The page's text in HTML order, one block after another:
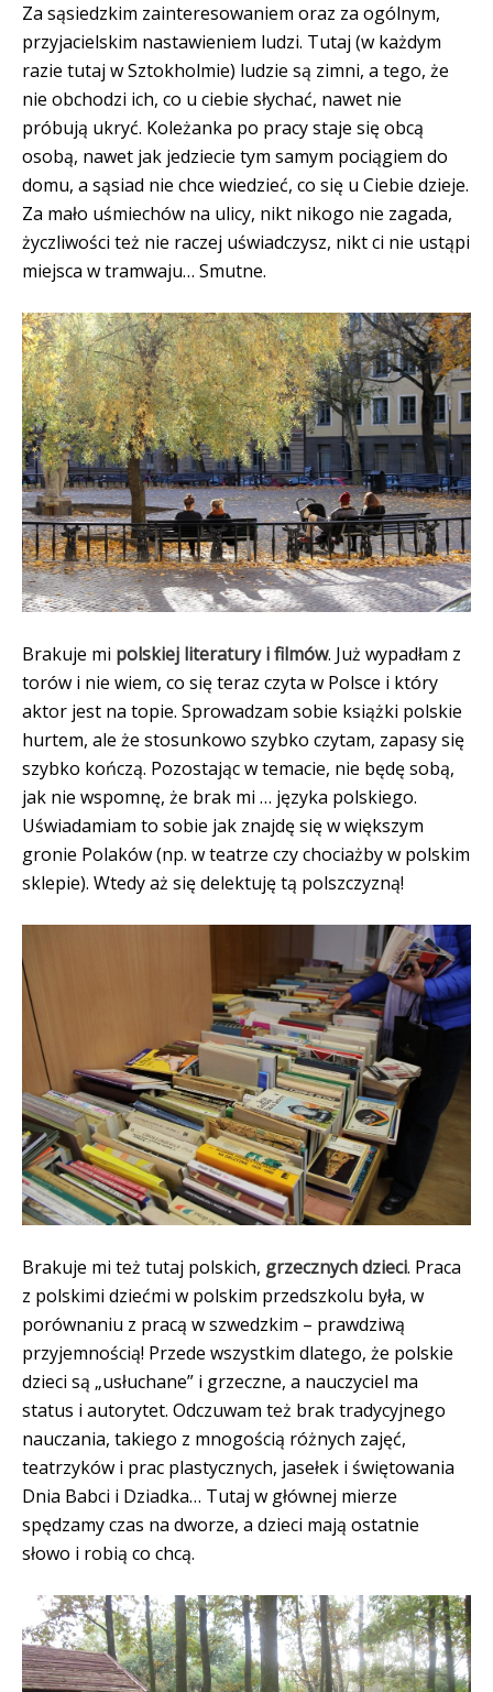
Za sąsiedzkim zainteresowaniem oraz za ogólnym,
przyjacielskim nastawieniem ludzi. Tutaj (w każdym
razie tutaj w Sztokholmie) ludzie są zimni, a tego, że
nie obchodzi ich, co u ciebie słychać, nawet nie
próbują ukryć. Koleżanka po pracy staje się obcą
osobą, nawet jak jedziecie tym samym pociągiem do
domu, a sąsiad nie chce wiedzieć, co się u Ciebie dzieje.
Za mało uśmiechów na ulicy, nikt nikogo nie zagada,
życzliwości też nie raczej uświadczysz, nikt ci nie ustąpi
miejsca w tramwaju… Smutne.
Brakuje mi polskiej literatury i filmów. Już wypadłam z
torów i nie wiem, co się teraz czyta w Polsce i który
aktor jest na topie. Sprowadzam sobie książki polskie
hurtem, ale że stosunkowo szybko czytam, zapasy się
szybko kończą. Pozostając w temacie, nie będę sobą,
jak nie wspomnę, że brak mi … języka polskiego.
Uświadamiam to sobie jak znajdę się w większym
gronie Polaków (np. w teatrze czy chociażby w polskim
sklepie). Wtedy aż się delektuję tą polszczyzną!
Brakuje mi też tutaj polskich, grzecznych dzieci. Praca
z polskimi dziećmi w polskim przedszkolu była, w
porównaniu z pracą w szwedzkim – prawdziwą
przyjemnością! Przede wszystkim dlatego, że polskie
dzieci są „usłuchane” i grzeczne, a nauczyciel ma
status i autorytet. Odczuwam też brak tradycyjnego
nauczania, takiego z mnogością różnych zajęć,
teatrzyków i prac plastycznych, jasełek i świętowania
Dnia Babci i Dziadka… Tutaj w głównej mierze
spędzamy czas na dworze, a dzieci mają ostatnie
słowo i robią co chcą.